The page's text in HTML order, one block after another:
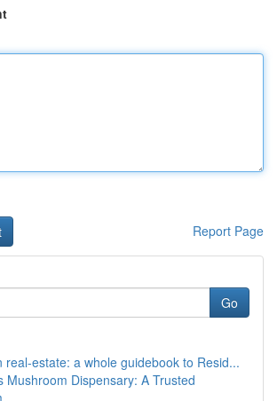
Report Page
Go
real-estate: a whole guidebook to Resid...
Mushroom Dispensary: A Trusted